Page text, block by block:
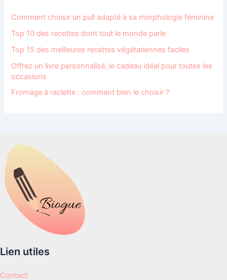
Comment choisir un pull adapté à sa morphologie féminine
Top 10 des recettes dont tout le monde parle
Top 15 des meilleures recettes végétariennes faciles
Offrez un livre personnalisé, le cadeau idéal pour toutes les
occasions
Fromage à raclette : comment bien le choisir ?
Lien utiles
Contact